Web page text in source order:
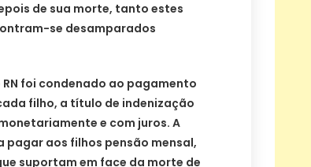
de sua morte, tanto estes
se desamparados
foi condenado ao pagamento
filho, a título de indenização
e com juros. A
pagar aos filhos pensão mensal,
suportam em face da morte de